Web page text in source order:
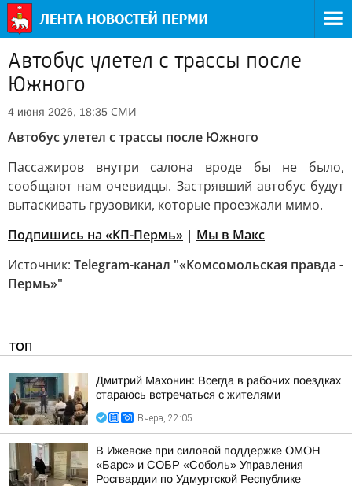
Автобус улетел с трассы после
Южного
4 июня 2026, 18:35 СМИ
Автобус улетел с трассы после Южного
Пассажиров внутри салона вроде бы не было,
сообщают нам очевидцы. Застрявший автобус будут
вытаскивать грузовики, которые проезжали мимо.
Подпишись на «КП-Пермь» | Мы в Maкс
Источник: Telegram-канал "«Комсомольская правда -
Пермь»"
ТОП
Дмитрий Махонин: Всегда в рабочих поездках
стараюсь встречаться с жителями
Вчера, 22:05
В Ижевске при силовой поддержке ОМОН
«Барс» и СОБР «Соболь» Управления
Росгвардии по Удмуртской Республике